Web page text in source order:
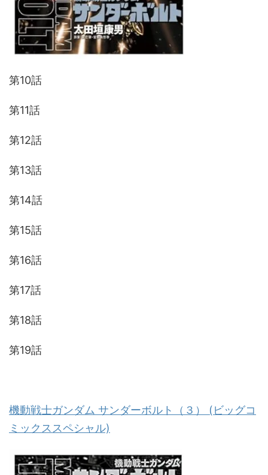
第10話
第11話
第12話
第13話
第14話
第15話
第16話
第17話
第18話
第19話
機動戦士ガンダム サンダーボルト（３） (ビッグコ
ミックススペシャル)